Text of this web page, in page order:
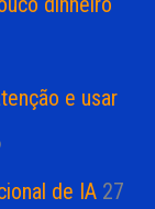
e usar
de IA 27